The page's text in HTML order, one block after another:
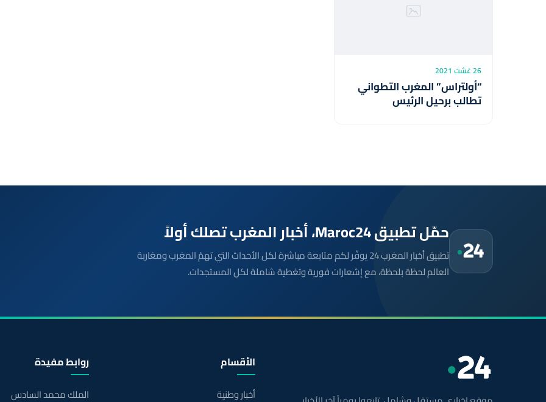
26 غشت 2021
“أولتراس” المغرب التطواني
تطالب برحيل الرئيس
حمّل تطبيق Maroc24، أخبار المغرب تصلك أولاً
تطبيق أخبار المغرب 24 يوفّر لكم متابعة مباشرة لكل الأحداث التي تهمّ المغرب ومغاربة
العالم لحظة بلحظة، مع إشعارات فورية وتغطية شاملة لكل المستجدات.
الأقسام
أخبار وطنية
روابط مفيدة
الملك محمد السادس